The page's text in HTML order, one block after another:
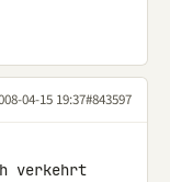
04-15 19:37#843597
verkehrt